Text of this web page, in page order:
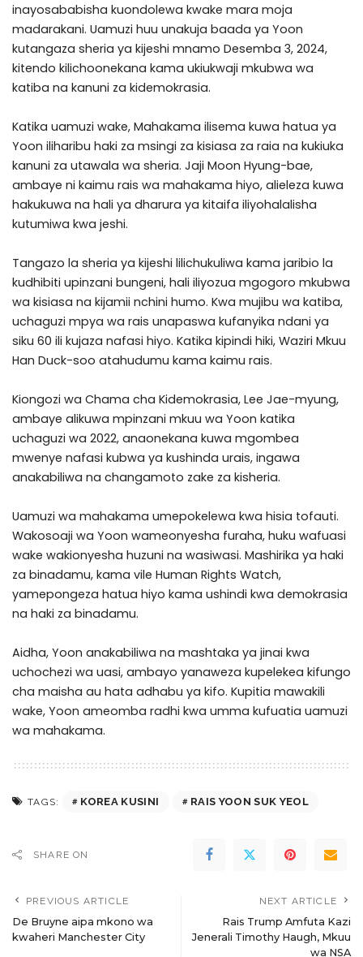
inayosababisha kuondolewa kwake mara moja
madarakani. Uamuzi huu unakuja baada ya Yoon
kutangaza sheria ya kijeshi mnamo Desemba 3, 2024,
kitendo kilichoonekana kama ukiukwaji mkubwa wa
katiba na kanuni za kidemokrasia.
Katika uamuzi wake, Mahakama ilisema kuwa hatua ya
Yoon iliharibu haki za msingi za kisiasa za raia na kukiuka
kanuni za utawala wa sheria. Jaji Moon Hyung-bae,
ambaye ni kaimu rais wa mahakama hiyo, alieleza kuwa
hakukuwa na hali ya dharura ya kitaifa iliyohalalisha
kutumiwa kwa jeshi.
Tangazo la sheria ya kijeshi lilichukuliwa kama jaribio la
kudhibiti upinzani bungeni, hali iliyozua mgogoro mkubwa
wa kisiasa na kijamii nchini humo. Kwa mujibu wa katiba,
uchaguzi mpya wa rais unapaswa kufanyika ndani ya
siku 60 ili kujaza nafasi hiyo. Katika kipindi hiki, Waziri Mkuu
Han Duck-soo atahudumu kama kaimu rais.
Kiongozi wa Chama cha Kidemokrasia, Lee Jae-myung,
ambaye alikuwa mpinzani mkuu wa Yoon katika
uchaguzi wa 2022, anaonekana kuwa mgombea
mwenye nafasi kubwa ya kushinda urais, ingawa
anakabiliwa na changamoto zake za kisheria.
Uamuzi wa mahakama umepokelewa kwa hisia tofauti.
Wakosoaji wa Yoon wameonyesha furaha, huku wafuasi
wake wakionyesha huzuni na wasiwasi. Mashirika ya haki
za binadamu, kama vile Human Rights Watch,
yamepongeza hatua hiyo kama ushindi kwa demokrasia
na haki za binadamu.
Aidha, Yoon anakabiliwa na mashtaka ya jinai kwa
uchochezi wa uasi, ambayo yanaweza kupelekea kifungo
cha maisha au hata adhabu ya kifo. Kupitia mawakili
wake, Yoon ameomba radhi kwa umma kufuatia uamuzi
wa mahakama.
TAGS: KOREA KUSINI RAIS YOON SUK YEOL
SHARE ON
PREVIOUS ARTICLE
De Bruyne aipa mkono wa
kwaheri Manchester City
NEXT ARTICLE
Rais Trump Amfuta Kazi
Jenerali Timothy Haugh, Mkuu
wa NSA